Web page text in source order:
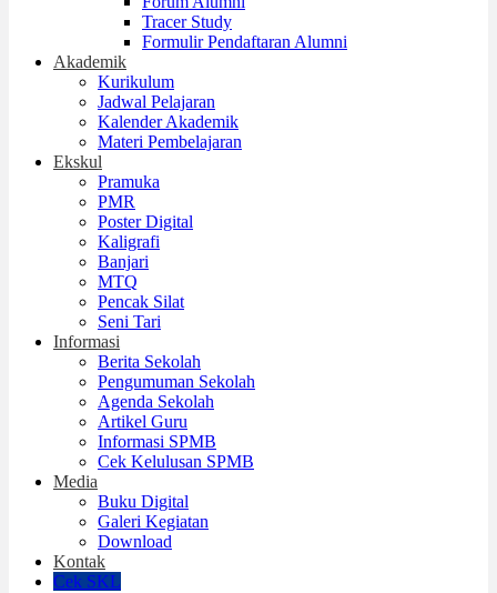
Tracer Study
Formulir Pendaftaran Alumni
Akademik
Kurikulum
Jadwal Pelajaran
Kalender Akademik
Materi Pembelajaran
Ekskul
Pramuka
PMR
Poster Digital
Kaligrafi
Banjari
MTQ
Pencak Silat
Seni Tari
Informasi
Berita Sekolah
Pengumuman Sekolah
Agenda Sekolah
Artikel Guru
Informasi SPMB
Cek Kelulusan SPMB
Media
Buku Digital
Galeri Kegiatan
Download
Kontak
Cek SKL